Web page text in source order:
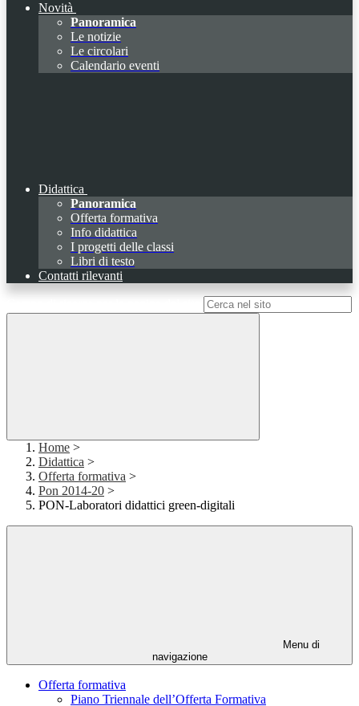
Novità
Panoramica
Le notizie
Le circolari
Calendario eventi
Didattica
Panoramica
Offerta formativa
Info didattica
I progetti delle classi
Libri di testo
Contatti rilevanti
Home >
Didattica >
Offerta formativa >
Pon 2014-20 >
PON-Laboratori didattici green-digitali
Menu di
navigazione
Offerta formativa
Piano Triennale dell’Offerta Formativa